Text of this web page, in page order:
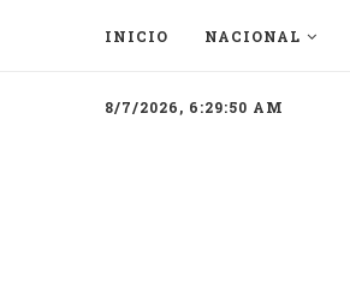
INICIO NACIONAL
8/7/2026, 6:29:50 AM